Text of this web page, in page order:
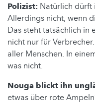
Polizist: Natürlich dürft
Allerdings nicht, wenn
Das steht tatsächlich in
nicht nur für
aller Menschen. In
was nicht.
Nouga blickt ihn
etwas über rote